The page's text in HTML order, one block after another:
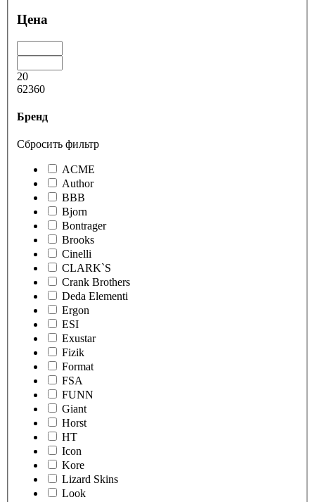
Цена
20
62360
Бренд
Сбросить фильтр
ACME
Author
BBB
Bjorn
Bontrager
Brooks
Cinelli
CLARK`S
Crank Brothers
Deda Elementi
Ergon
ESI
Exustar
Fizik
Format
FSA
FUNN
Giant
Horst
HT
Icon
Kore
Lizard Skins
Look